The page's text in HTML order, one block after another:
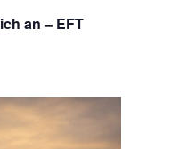
an – EFT